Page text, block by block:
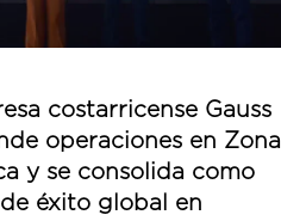
costarricense Gauss
operaciones en Zona
y se consolida como
éxito global en